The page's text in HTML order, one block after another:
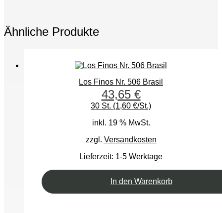
Ähnliche Produkte
Los Finos Nr. 506 Brasil
43,65 €
30 St. (1,60 €/St.)
inkl. 19 % MwSt.
zzgl. Versandkosten
Lieferzeit: 1-5 Werktage
In den Warenkorb